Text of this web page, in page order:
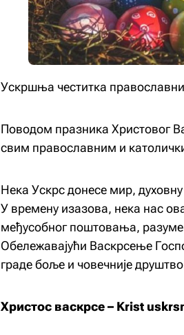
Ускршња честитка
Поводом празника Христовог
свим православним и
Нека Ускрс донесе мир,
У времену изазова, нека нас
међусобног поштовања,
Обележавајући Васкрсење
граде боље и човечније
Христос васкрсе – Krist